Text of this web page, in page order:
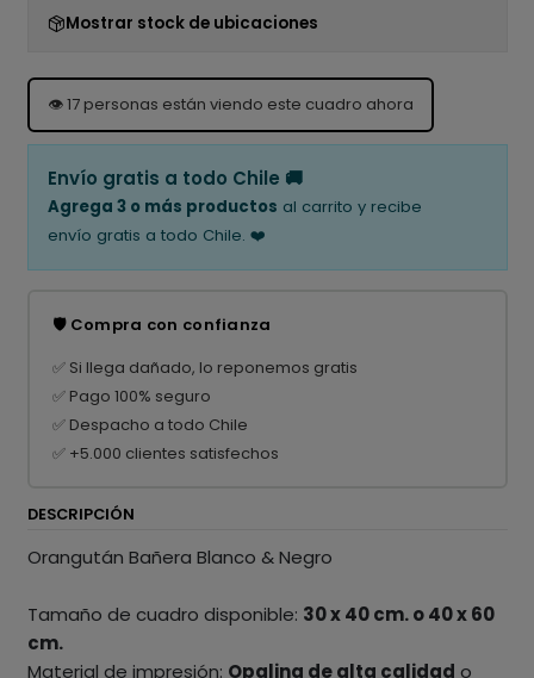
Mostrar stock de ubicaciones
👁️17personas están viendo este cuadro ahora
Envío gratis a todo Chile 🚚
Agrega 3 o más productos al carrito y recibe
envío gratis a todo Chile. ❤️
🛡️ Compra con confianza
✅ Si llega dañado, lo reponemos gratis
✅ Pago 100% seguro
✅ Despacho a todo Chile
✅ +5.000 clientes satisfechos
DESCRIPCIÓN
Orangután Bañera Blanco & Negro
Tamaño de cuadro disponible: 30 x 40 cm. o 40 x 60
cm.
Material de impresión: Opalina de alta calidad o